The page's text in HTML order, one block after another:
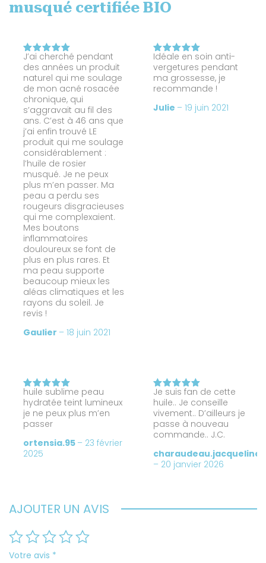
musqué certifiée BIO
Note 5
sur 5
Gaulier – 18 juin 2021
J’ai cherché pendant
des années un produit
naturel qui me soulage
de mon acné rosacée
chronique, qui
s’aggravait au fil des
ans. C’est à 46 ans que
j’ai enfin trouvé LE
produit qui me soulage
considérablement :
l’huile de rosier
musqué. Je ne peux
plus m’en passer. Ma
peau a perdu ses
rougeurs disgracieuses
qui me complexaient.
Mes boutons
inflammatoires
douloureux se font de
plus en plus rares. Et
ma peau supporte
beaucoup mieux les
aléas climatiques et les
rayons du soleil. Je
revis !
Note5
sur 5
Julie – 19 juin 2021
Idéale en soin anti-
vergetures pendant
ma grossesse, je
recommande !
Note5
sur 5
ortensia.95 – 23 février
2025
huile sublime peau
hydratée teint lumineux
je ne peux plus m’en
passer
Note5
sur 5
charaudeau.jacqueline
– 20 janvier 2026
Je suis fan de cette
huile.. Je conseille
vivement.. D’ailleurs je
passe à nouveau
commande.. J.C.
AJOUTER UN AVIS
Votre avis *